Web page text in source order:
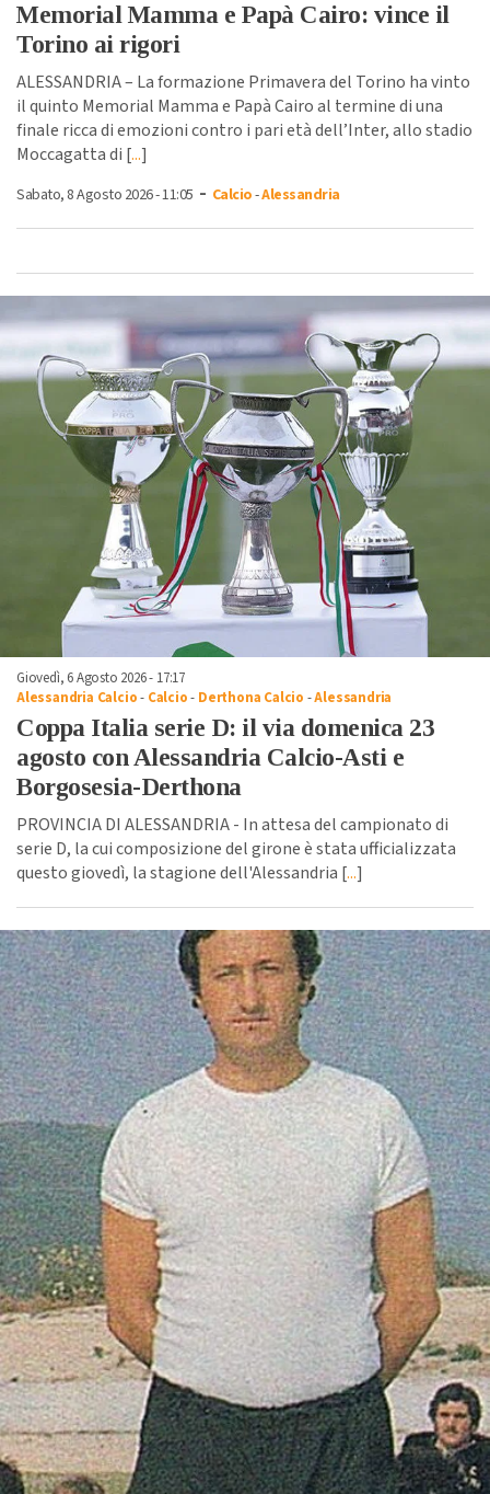
Memorial Mamma e Papà Cairo: vince il
Torino ai rigori
ALESSANDRIA – La formazione Primavera del Torino ha vinto
il quinto Memorial Mamma e Papà Cairo al termine di una
finale ricca di emozioni contro i pari età dell’Inter, allo stadio
Moccagatta di [...]
Sabato, 8 Agosto 2026 - 11:05 - Calcio-Alessandria
Giovedì, 6 Agosto 2026 - 17:17
Alessandria Calcio- Calcio- Derthona Calcio -Alessandria
Coppa Italia serie D: il via domenica 23
agosto con Alessandria Calcio-Asti e
Borgosesia-Derthona
PROVINCIA DI ALESSANDRIA - In attesa del campionato di
serie D, la cui composizione del girone è stata ufficializzata
questo giovedì, la stagione dell'Alessandria [...]